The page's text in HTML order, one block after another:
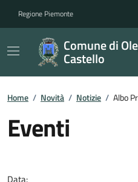
Regione Piemonte
Comune di
Castello
Home / Novità / Notizie / Albo
Eventi